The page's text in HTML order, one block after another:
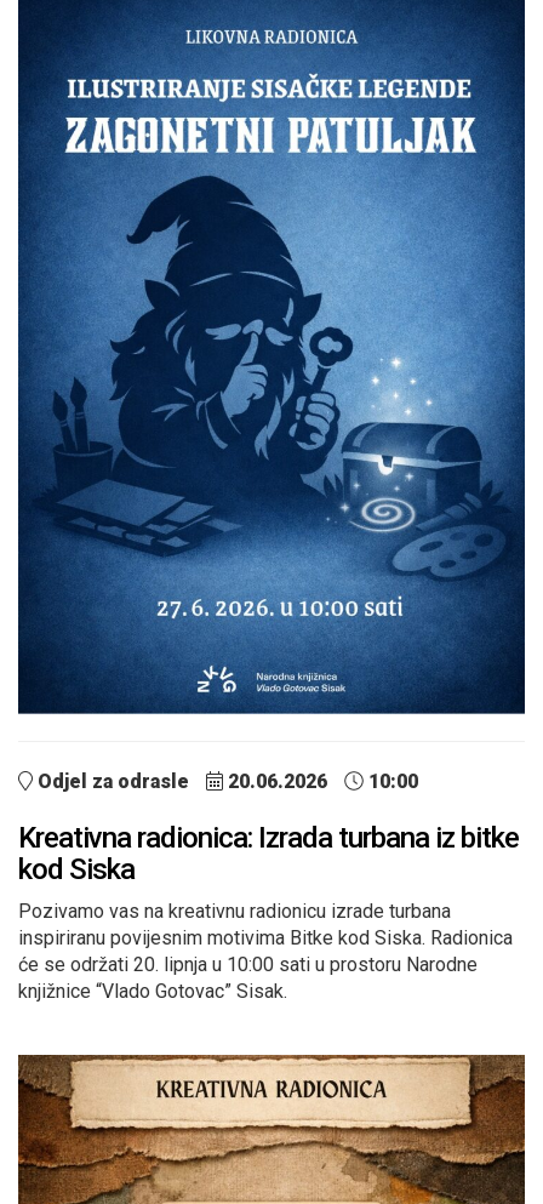
Odjel za odrasle 20.06.2026 10:00
Kreativna radionica: Izrada turbana iz bitke
kod Siska
Pozivamo vas na kreativnu radionicu izrade turbana
inspiriranu povijesnim motivima Bitke kod Siska. Radionica
će se održati 20. lipnja u 10:00 sati u prostoru Narodne
knjižnice “Vlado Gotovac” Sisak.